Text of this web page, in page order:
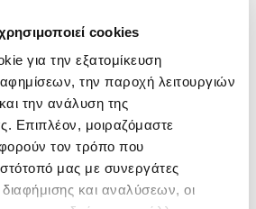
cookies
για την εξατομίκευση
την παροχή λειτουργιών
την ανάλυση της
Επιπλέον, μοιραζόμαστε
τον τρόπο που
μας με συνεργάτες
και αναλύσεων, οι
προσεγγίζουν τα ταξίδια με
- ειδικά οι νεότερες. Σε
γενιές, οι νεότεροι
προτεραιότητα...
Generation Z